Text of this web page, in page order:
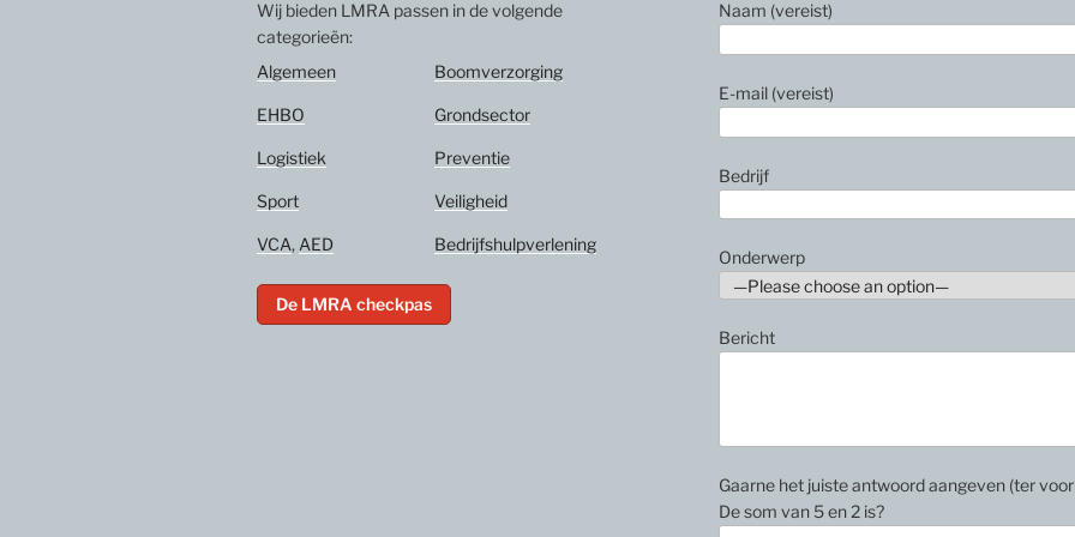
Wij bieden LMRA passen in de volgende
categorieën:
Algemeen
Boomverzorging
EHBO Grondsector
Logistiek Preventie
Sport Veiligheid
VCA, AED Bedrijfshulpverlening
De LMRA checkpas
Naam (vereist)
E-mail (vereist)
Bedrijf
Onderwerp
Bericht
Gaarne het juiste antwoord aangeven (ter
De som van 5 en 2 is?